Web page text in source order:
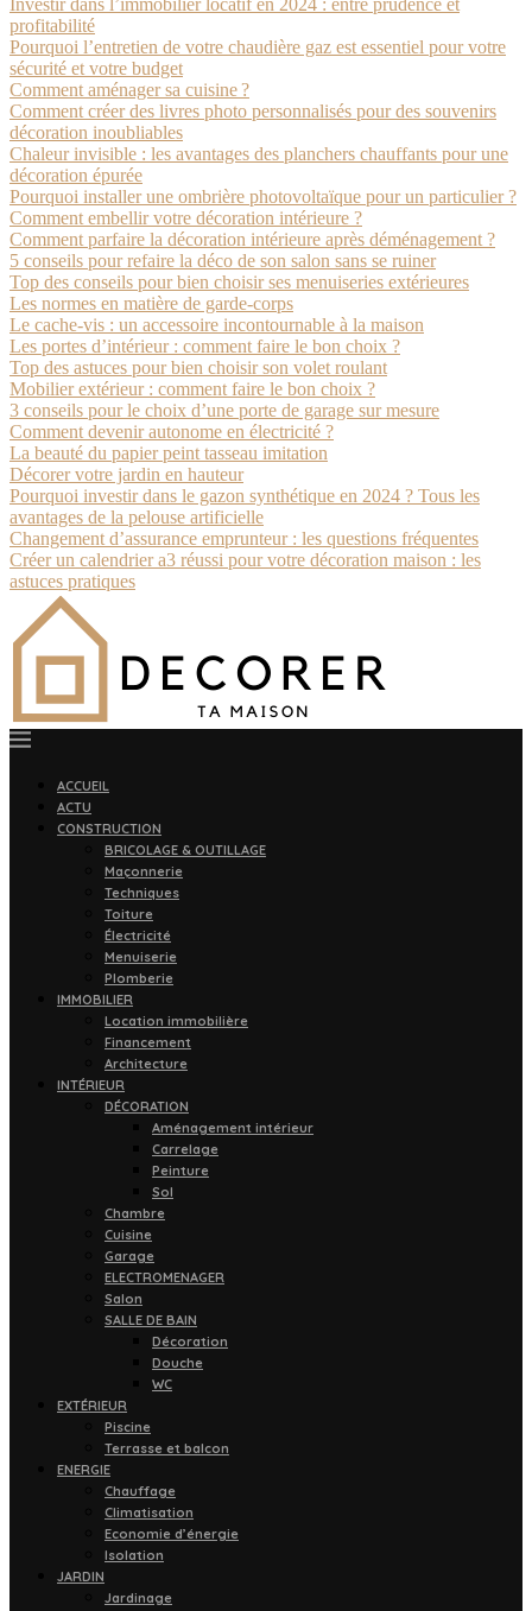
Investir dans l’immobilier locatif en 2024 : entre prudence et
profitabilité
Pourquoi l’entretien de votre chaudière gaz est essentiel pour votre
sécurité et votre budget
Comment aménager sa cuisine ?
Comment créer des livres photo personnalisés pour des souvenirs
décoration inoubliables
Chaleur invisible : les avantages des planchers chauffants pour une
décoration épurée
Pourquoi installer une ombrière photovoltaïque pour un particulier ?
Comment embellir votre décoration intérieure ?
Comment parfaire la décoration intérieure après déménagement ?
5 conseils pour refaire la déco de son salon sans se ruiner
Top des conseils pour bien choisir ses menuiseries extérieures
Les normes en matière de garde-corps
Le cache-vis : un accessoire incontournable à la maison
Les portes d’intérieur : comment faire le bon choix ?
Top des astuces pour bien choisir son volet roulant
Mobilier extérieur : comment faire le bon choix ?
3 conseils pour le choix d’une porte de garage sur mesure
Comment devenir autonome en électricité ?
La beauté du papier peint tasseau imitation
Décorer votre jardin en hauteur
Pourquoi investir dans le gazon synthétique en 2024 ? Tous les
avantages de la pelouse artificielle
Changement d’assurance emprunteur : les questions fréquentes
Créer un calendrier a3 réussi pour votre décoration maison : les
astuces pratiques
ACCUEIL
ACTU
CONSTRUCTION
BRICOLAGE & OUTILLAGE
Maçonnerie
Techniques
Toiture
Électricité
Menuiserie
Plomberie
IMMOBILIER
Location immobilière
Financement
Architecture
INTÉRIEUR
DÉCORATION
Aménagement intérieur
Carrelage
Peinture
Sol
Chambre
Cuisine
Garage
ELECTROMENAGER
Salon
SALLE DE BAIN
Décoration
Douche
WC
EXTÉRIEUR
Piscine
Terrasse et balcon
ENERGIE
Chauffage
Climatisation
Economie d’énergie
Isolation
JARDIN
Jardinage